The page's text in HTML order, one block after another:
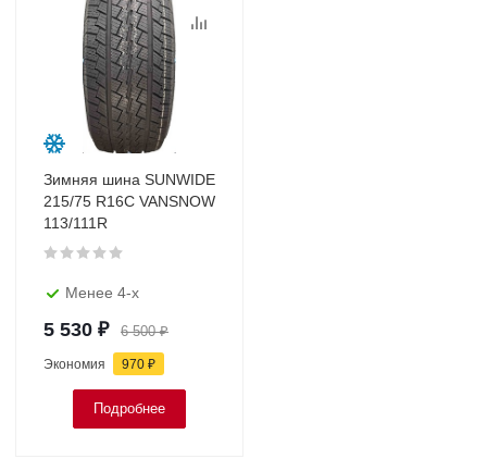
Зимняя шина SUNWIDE
215/75 R16C VANSNOW
113/111R
Менее 4-х
5 530 ₽ 6 500₽
Экономия 970 ₽
Подробнее